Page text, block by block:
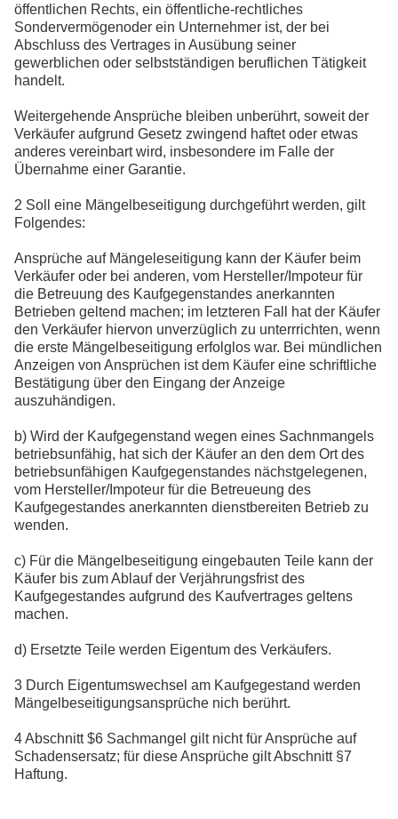
öffentlichen Rechts, ein öffentliche-rechtliches
Sondervermögenoder ein Unternehmer ist, der bei
Abschluss des Vertrages in Ausübung seiner
gewerblichen oder selbstständigen beruflichen Tätigkeit
handelt.
Weitergehende Ansprüche bleiben unberührt, soweit der
Verkäufer aufgrund Gesetz zwingend haftet oder etwas
anderes vereinbart wird, insbesondere im Falle der
Übernahme einer Garantie.
2 Soll eine Mängelbeseitigung durchgeführt werden, gilt
Folgendes:
Ansprüche auf Mängeleseitigung kann der Käufer beim
Verkäufer oder bei anderen, vom Hersteller/Impoteur für
die Betreuung des Kaufgegenstandes anerkannten
Betrieben geltend machen; im letzteren Fall hat der Käufer
den Verkäufer hiervon unverzüglich zu unterrrichten, wenn
die erste Mängelbeseitigung erfolglos war. Bei mündlichen
Anzeigen von Ansprüchen ist dem Käufer eine schriftliche
Bestätigung über den Eingang der Anzeige
auszuhändigen.
b) Wird der Kaufgegenstand wegen eines Sachnmangels
betriebsunfähig, hat sich der Käufer an den dem Ort des
betriebsunfähigen Kaufgegenstandes nächstgelegenen,
vom Hersteller/Impoteur für die Betreueung des
Kaufgegestandes anerkannten dienstbereiten Betrieb zu
wenden.
c) Für die Mängelbeseitigung eingebauten Teile kann der
Käufer bis zum Ablauf der Verjährungsfrist des
Kaufgegestandes aufgrund des Kaufvertrages geltens
machen.
d) Ersetzte Teile werden Eigentum des Verkäufers.
3 Durch Eigentumswechsel am Kaufgegestand werden
Mängelbeseitigungsansprüche nich berührt.
4 Abschnitt $6 Sachmangel gilt nicht für Ansprüche auf
Schadensersatz; für diese Ansprüche gilt Abschnitt §7
Haftung.